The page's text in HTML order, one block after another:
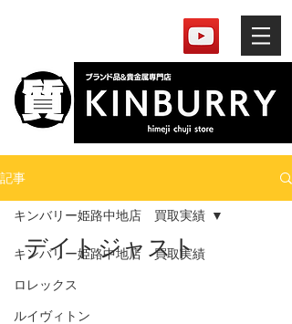
記事
キンバリー姫路中地店 買取実績
ロレックス
ルイヴィトン
キンバリー姫路中地店 買取実績
デイトジャスト